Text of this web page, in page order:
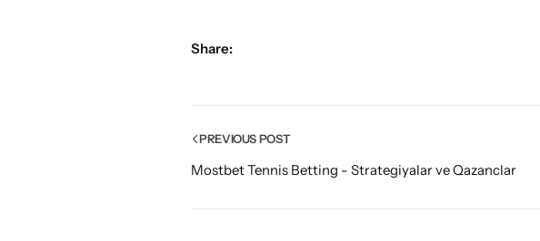
Share:
PREVIOUS POST
Mostbet Tennis Betting - Strategiyalar ve Qazanclar